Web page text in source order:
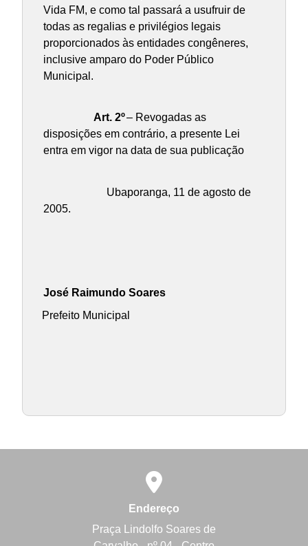
Vida FM, e como tal passará a usufruir de
todas as regalias e privilégios legais
proporcionados às entidades congêneres,
inclusive amparo do Poder Público
Municipal.
Art. 2º– Revogadas as
disposições em contrário, a presente Lei
entra em vigor na data de sua publicação
Ubaporanga, 11 de agosto de
2005.
José Raimundo Soares
Prefeito Municipal
Endereço
Praça Lindolfo Soares de